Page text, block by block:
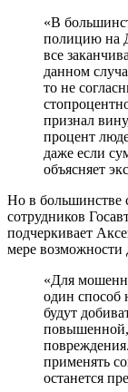
«В
полицию на
все
данном
то не
признал
процент
даже если
объясняет
Но в большинстве
сотрудников
подчеркивает
мере возможности
«Для
один способ
будут
повышенной,
применять
останется